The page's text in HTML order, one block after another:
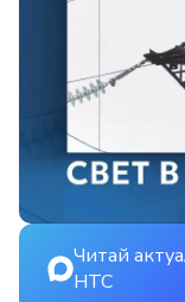
Читай
НТС